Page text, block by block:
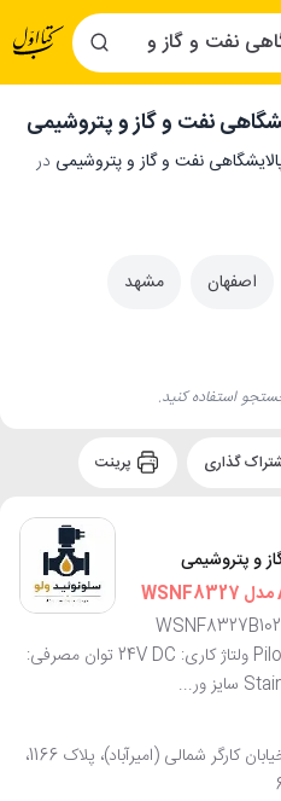
نفت و گاز و پتروشیمی
در
اصفهان مشهد
استفاده کنید.
و پتروشیمی
با سلام برند: ASCO JHJ مدل: WSNF8327B102
نوع: Pilot Operated Solenoid Valve ولتاژ کاری: 24V DC توان مصرفی:
تهران، منطقه 6، محله جمالزاده، خیابان کارگر شمالی (امیرآباد)، پلاک 1166،